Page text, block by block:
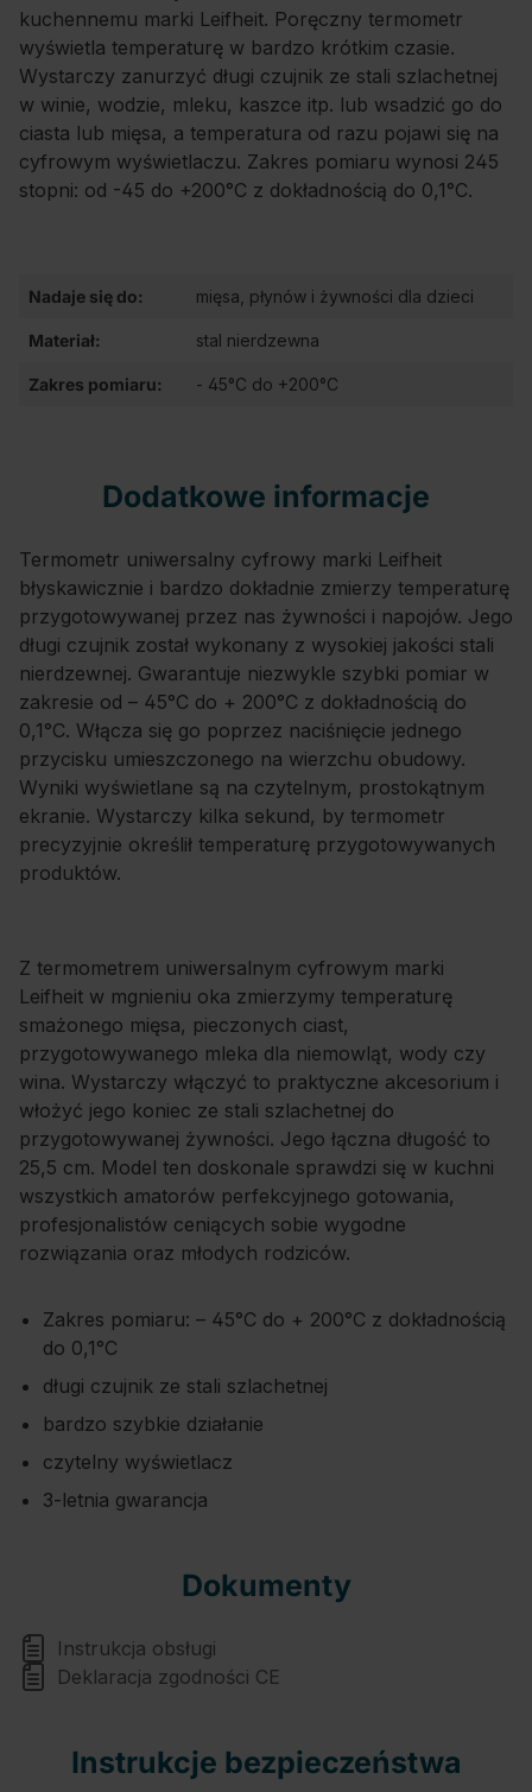
kuchennemu marki Leifheit. Poręczny termometr
wyświetla temperaturę w bardzo krótkim czasie.
Wystarczy zanurzyć długi czujnik ze stali szlachetnej
w winie, wodzie, mleku, kaszce itp. lub wsadzić go do
ciasta lub mięsa, a temperatura od razu pojawi się na
cyfrowym wyświetlaczu. Zakres pomiaru wynosi 245
stopni: od -45 do +200°C z dokładnością do 0,1°C.
Nadaje się do: mięsa, płynów i żywności dla dzieci
Materiał: stal nierdzewna
Zakres pomiaru: - 45°C do +200°C
Dodatkowe informacje
Termometr uniwersalny cyfrowy marki Leifheit
błyskawicznie i bardzo dokładnie zmierzy temperaturę
przygotowywanej przez nas żywności i napojów. Jego
długi czujnik został wykonany z wysokiej jakości stali
nierdzewnej. Gwarantuje niezwykle szybki pomiar w
zakresie od – 45°C do + 200°C z dokładnością do
0,1°C. Włącza się go poprzez naciśnięcie jednego
przycisku umieszczonego na wierzchu obudowy.
Wyniki wyświetlane są na czytelnym, prostokątnym
ekranie. Wystarczy kilka sekund, by termometr
precyzyjnie określił temperaturę przygotowywanych
produktów.
Z termometrem uniwersalnym cyfrowym marki
Leifheit w mgnieniu oka zmierzymy temperaturę
smażonego mięsa, pieczonych ciast,
przygotowywanego mleka dla niemowląt, wody czy
wina. Wystarczy włączyć to praktyczne akcesorium i
włożyć jego koniec ze stali szlachetnej do
przygotowywanej żywności. Jego łączna długość to
25,5 cm. Model ten doskonale sprawdzi się w kuchni
wszystkich amatorów perfekcyjnego gotowania,
profesjonalistów ceniących sobie wygodne
rozwiązania oraz młodych rodziców.
Zakres pomiaru: – 45°C do + 200°C z dokładnością
do 0,1°C
długi czujnik ze stali szlachetnej
bardzo szybkie działanie
czytelny wyświetlacz
3-letnia gwarancja
Dokumenty
Instrukcja obsługi
Deklaracja zgodności CE
Instrukcje bezpieczeństwa